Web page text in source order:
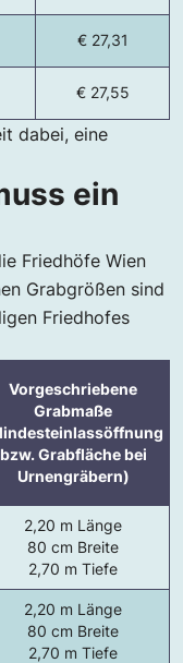
€ 27,31
€ 27,55
dabei, eine
ein
Friedhöfe Wien
Grabgrößen sind
Friedhofes
Vorgeschriebene
Grabmaße
bzw. Grabfläche bei
Urnengräbern)
2,20 m Länge
80 cm Breite
2,70 m Tiefe
2,20 m Länge
80 cm Breite
2,70 m Tiefe